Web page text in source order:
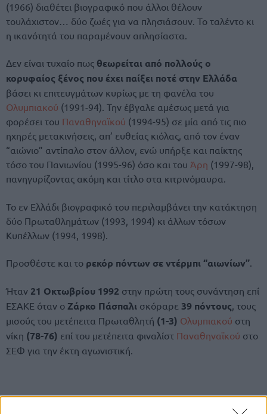
(1966) διαθέτει βιογραφικό που άλλοι θέλουν
τουλάχιστον… δύο ζωές για να πλησιάσουν. Το ταλέντο κι
η ικανότητά του παραμένουν απλησίαστα.
Δεν είναι τυχαίο πως θεωρείται από πολλούς ο
κορυφαίος ξένος που έχει παίξει ποτέ στην Ελλάδα
βάσει κι επιτευγμάτων κυρίως με τη φανέλα του
Ολυμπιακού (1991-94). Την έβγαλε αμέσως μετά για
φορέσει του Παναθηναϊκού (1994-95) σε μία από τις πιο
ηχηρές μετακινήσεις, απ’ ευθείας κιόλας, από τον έναν
“αιώνιο” αντίπαλο στον άλλον, ενώ υπήρξε και παίκτης
τόσο του Πανιωνίου (1995-96) όσο και του Άρη (1997-98),
πανηγυρίζοντας ακόμη και τίτλο στα κιτρινόμαυρα.
Το εν Ελλάδι βιογραφικό του περιλαμβάνει την κατάκτηση
δύο Πρωταθλημάτων (1993, 1994) κι άλλων τόσων
Κυπέλλων (1994, 1998).
Προσθέστε και το ρεκόρ πόντων σε ντέρμπι “αιωνίων”
Ήταν 21 Οκτωβρίου 1992 στην πρώτη τους συνάντηση επί
ΕΣΑΚΕ όταν ο Ζάρκο Πάσπαλι σκόραρε 39 πόντους , τους
μισούς του μετέπειτα Πρωταθλητή (1-3) Ολυμπιακού στη
νίκη (78-76) επί του μετέπειτα φιναλίστ Παναθηναϊκού στο
ΣΕΦ για την έκτη αγωνιστική.